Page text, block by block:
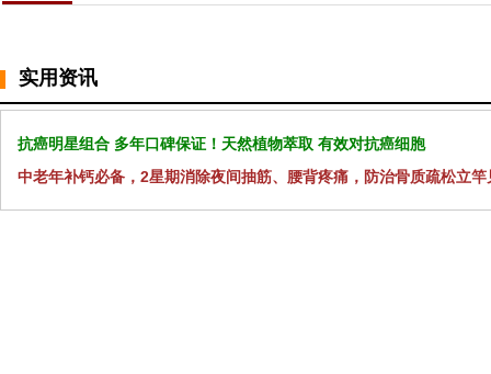
实用资讯
抗癌明星组合 多年口碑保证！天然植物萃取 有效对抗癌细胞
中老年补钙必备，2星期消除夜间抽筋、腰背疼痛，防治骨质疏松立竿